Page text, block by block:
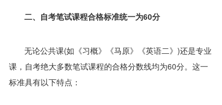
二、自考笔试课程合格标准统一为60分
无论公共课(如《习概》《马原》《英语二》)还是专业
课，自考绝大多数笔试课程的合格分数线均为60分。这一
标准具有以下特点：